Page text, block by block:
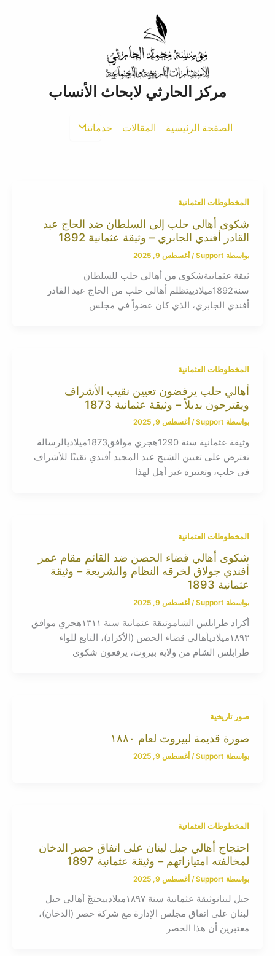
مركز الحارثي لابحاث الأنساب
الصفحة الرئيسية المقالات خدماتنا
المخطوطات العثمانية
شكوى أهالي حلب إلى السلطان ضد الحاج عبد
القادر أفندي الجابري – وثيقة عثمانية 1892
بواسطة Support
/ أغسطس 9, 2025
ثيقة عثمانيةشكوى من أهالي حلب للسلطان
سنة1892ميلادييتظلم أهالي حلب من الحاج عبد القادر
أفندي الجابري، الذي كان عضواً في مجلس
المخطوطات العثمانية
أهالي حلب يرفضون تعيين نقيب الأشراف
ويقترحون بديلاً – وثيقة عثمانية 1873
بواسطة Support
/ أغسطس 9, 2025
وثيقة عثمانية سنة 1290هجري موافق1873ميلاديالرسالة
تعترض على تعيين الشيخ عبد المجيد أفندي نقيبًا للأشراف
في حلب، وتعتبره غير أهل لهذا
المخطوطات العثمانية
شكوى أهالي قضاء الحصن ضد القائم مقام عمر
أفندي جولاق لخرقه النظام والشريعة – وثيقة
عثمانية 1893
بواسطة Support
/ أغسطس 9, 2025
أكراد طرابلس الشاموثيقة عثمانية سنة ١٣١١هجري موافق
١٨٩٣ميلاديأهالي قضاء الحصن (الأكراد)، التابع للواء
طرابلس الشام من ولاية بيروت، يرفعون شكوى
صور تاريخية
صورة قديمة لبيروت لعام ١٨٨٠
بواسطة Support
/ أغسطس 9, 2025
المخطوطات العثمانية
احتجاج أهالي جبل لبنان على اتفاق حصر الدخان
لمخالفته امتيازاتهم – وثيقة عثمانية 1897
بواسطة Support
/ أغسطس 9, 2025
جبل لبنانوثيقة عثمانية سنة ١٨٩٧ميلادييحتجّ أهالي جبل
لبنان على اتفاق مجلس الإدارة مع شركة حصر (الدخان)،
معتبرين أن هذا الحصر